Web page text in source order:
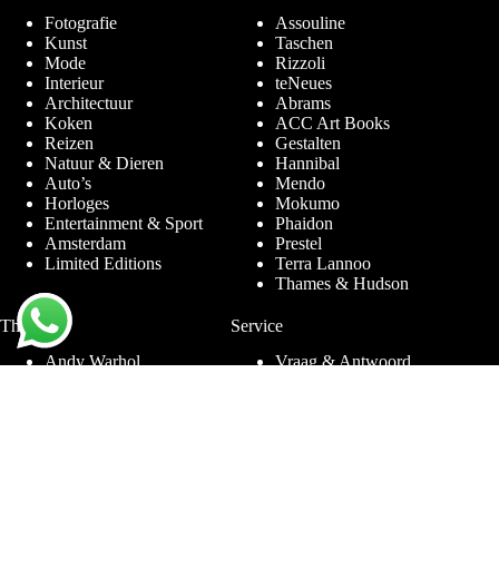
Fotografie
Kunst
Mode
Interieur
Architectuur
Koken
Reizen
Natuur & Dieren
Auto’s
Horloges
Entertainment & Sport
Amsterdam
Limited Editions
Assouline
Taschen
Rizzoli
teNeues
Abrams
ACC Art Books
Gestalten
Hannibal
Mendo
Mokumo
Phaidon
Prestel
Terra Lannoo
Thames & Hudson
Thema’s
Andy Warhol
Service
Vraag & Antwoord